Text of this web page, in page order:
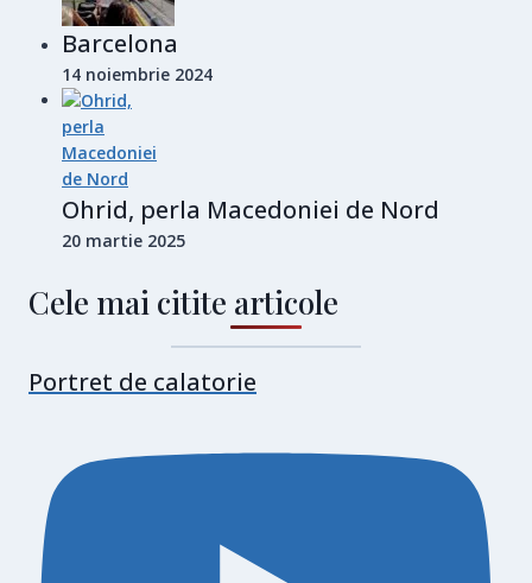
Barcelona
14 noiembrie 2024
Ohrid, perla Macedoniei de Nord
20 martie 2025
Cele mai citite articole
Portret de calatorie